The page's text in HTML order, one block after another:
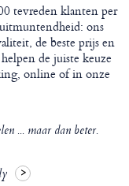
tevreden klanten per
ons
de beste prijs en
de juiste keuze
online of in onze
... maar dan beter.